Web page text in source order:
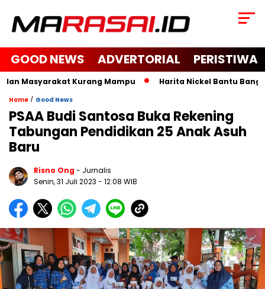
GOOD NEWS ADVERTORIAL PERISTIWA
Masyarakat Kurang Mampu Harita Nickel Bantu Bangun
Home / Good News
PSAA Budi Santosa Buka Rekening
Tabungan Pendidikan 25 Anak Asuh
Baru
Risno Ong- Jurnalis
Senin, 31 Juli 2023 - 12:08 WIB